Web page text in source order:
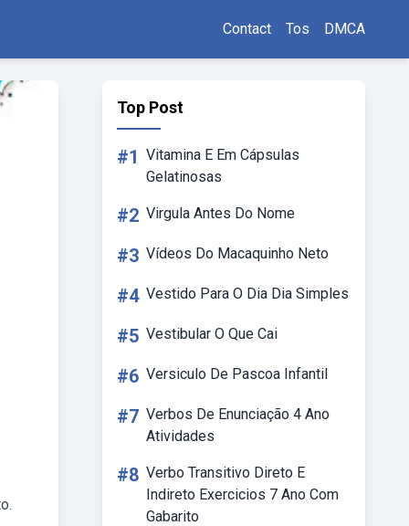
Contact Tos DMCA
Top Post
#1 Vitamina E Em Cápsulas
Gelatinosas
#2 Virgula Antes Do Nome
#3 Vídeos Do Macaquinho Neto
#4 Vestido Para O Dia Dia Simples
#5 Vestibular O Que Cai
#6 Versiculo De Pascoa Infantil
#7 Verbos De Enunciação 4 Ano
Atividades
#8 Verbo Transitivo Direto E
Indireto Exercicios 7 Ano Com
Gabarito